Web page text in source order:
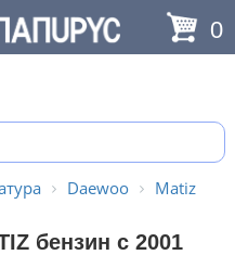
0
Daewoo Matiz
бензин с 2001